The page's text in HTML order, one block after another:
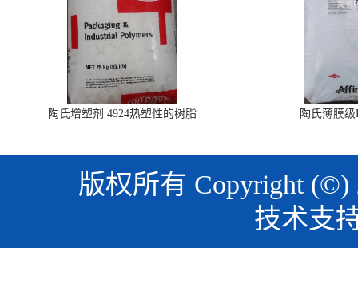
陶氏增塑剂 4924热塑性的树脂 陶氏薄膜级
版权所有 Copyright
技术支